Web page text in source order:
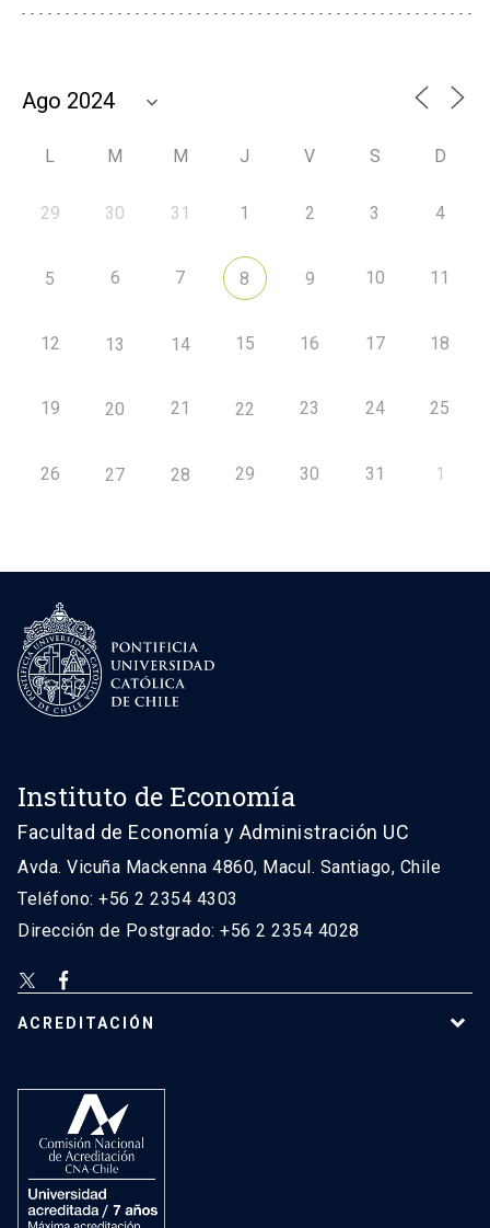
L M M J V S D
29 30 31 1 2 3 4
5 6 7 8 9 10 11
12 13 14 15 16 17 18
19 20 21 22 23 24 25
26 27 28 29 30 31 1
Instituto de Economía
Facultad de Economía y Administración UC
Avda. Vicuña Mackenna 4860, Macul. Santiago, Chile
Teléfono: +56 2 2354 4303
Dirección de Postgrado: +56 2 2354 4028
ACREDITACIÓN